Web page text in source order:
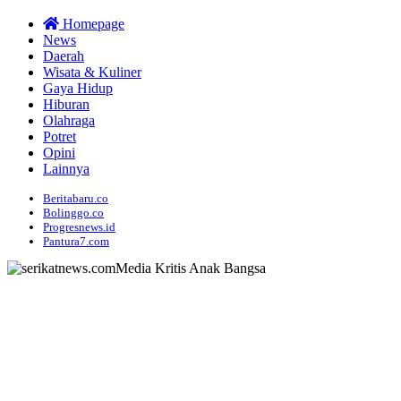
Homepage
News
Daerah
Wisata & Kuliner
Gaya Hidup
Hiburan
Olahraga
Potret
Opini
Lainnya
Beritabaru.co
Bolinggo.co
Progresnews.id
Pantura7.com